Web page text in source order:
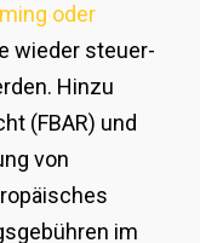
oder
wieder steuer-
Hinzu
(FBAR) und
von
im